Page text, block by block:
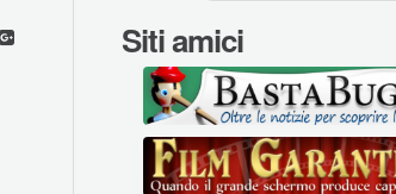
Siti amici